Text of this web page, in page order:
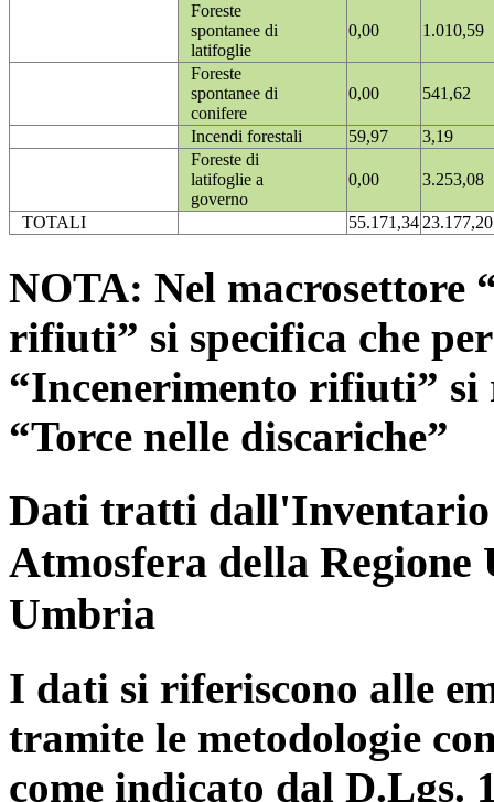
Foreste
spontanee di
latifoglie
0,00 1.010,59
Foreste
spontanee di
conifere
0,00 541,62
Incendi forestali 59,97
3,19
Foreste di
latifoglie a
governo
0,00 3.253,08
TOTALI 55.171,3423.177,20
NOTA: Nel macrosettore
rifiuti” si specifica che
“Incenerimento rifiuti”
“Torce nelle discariche”
Dati tratti dall'Inventario
Atmosfera della
Umbria
I dati si riferiscono alle
tramite le metodologie
come indicato dal D.Lgs.